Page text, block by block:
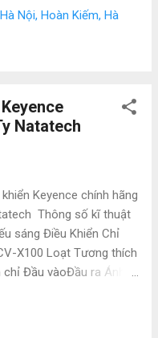
với em ạ: • Mr Đạt
điện đầu ra: 24
đáp ứng: OFF → ON:
ít hơn Kích thước:
Các sản phẩm tương
QX82-S1 QY41P
QY40P QY40P-TS ...
Hà Nội, Hoàn Kiếm, Hà
Natatech
Keyence chính hãng
Thông số kĩ thuật
sáng Điều Khiển Chỉ
X100 Loạt Tương thích
Đầu vàoĐầu ra Ánh
lập Chương Trình]